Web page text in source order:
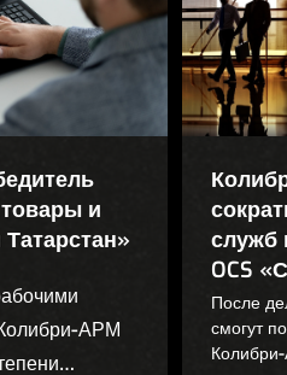
и
АРМ
служб
OCS
После
смогут